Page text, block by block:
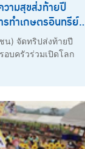
ามสุขส่งท้ายปี
ทำเกษตรอินทรีย์”
ร้อมสร้างเสริม
น) จัดทริปส่งท้ายปี
บครัวร่วมเปิดโลก